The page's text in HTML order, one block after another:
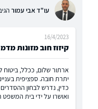
עו"ד אבי עמור
קיזוז חוב מזונות
16/4/2023
ארתור שלום, ככלל, ביטוח
יתרת חובה. ספציפית
כדין, נדרש לבחון
ואושרו על ידי בית